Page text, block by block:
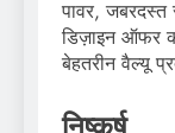
पावर, जबरदस्त
डिज़ाइन ऑफर
बेहतरीन वैल्यू